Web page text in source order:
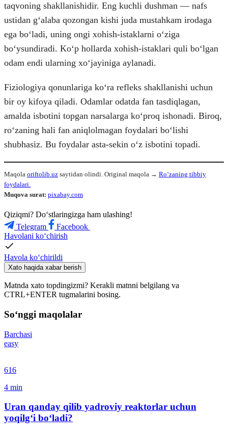
taqvoning shakllanishidir. Eng kuchli dushman — nafs
ustidan gʻalaba qozongan kishi juda mustahkam irodaga
ega boʻladi, uning ongi xohish-istaklarni oʻziga
boʻysundiradi. Koʻp hollarda xohish-istaklari quli boʻlgan
odam endi ularning xoʻjayiniga aylanadi.
Fiziologiya qonunlariga koʻra refleks shakllanishi uchun
bir oy kifoya qiladi. Odamlar odatda fan tasdiqlagan,
amalda isbotini topgan narsalarga koʻproq ishonadi. Biroq,
roʻzaning hali fan aniqlolmagan foydalari boʻlishi
shubhasiz. Bu foydalar asta-sekin oʻz isbotini topadi.
Maqola oriftolib.uz saytidan olindi. Original maqola → Roʻzaning tibbiy
foydalari.
Muqova surat: pixabay.com
Qiziqmi? Doʻstlaringizga ham ulashing!
Telegram
Facebook
Havolani ko‘chirish
Havola ko‘chirildi
Xato haqida xabar berish
Matnda xato topdingizmi? Kerakli matnni belgilang va
CTRL+ENTER tugmalarini bosing.
So‘nggi maqolalar
Barchasi
easy
616
4 min
Uran qanday qilib yadroviy reaktorlar uchun
yoqilg‘i bo‘ladi?